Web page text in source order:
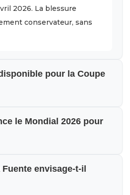
2026. La blessure
conservateur, sans
pour la Coupe
le Mondial 2026 pour
envisage-t-il